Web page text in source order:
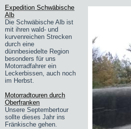
Expedition Schwäbische
Alb
Die Schwäbische Alb ist
mit ihren wald- und
kurvenreichen Strecken
durch eine
dünnbesiedelte Region
besonders für uns
Motorradfahrer ein
Leckerbissen, auch noch
im Herbst.
Motorradtouren durch
Oberfranken
Unsere Septembertour
sollte dieses Jahr ins
Fränkische gehen.